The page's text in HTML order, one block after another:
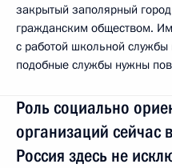
закрытый заполярный
гражданским обществом.
с работой школьной
подобные службы нужны
Роль социально
организаций сейчас
Россия здесь не